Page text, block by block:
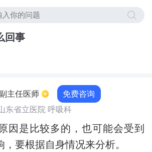
回事
主任医师 免费咨询
东省立医院 呼吸科
因是比较多的，也可能会受到
要根据自身情况来分析。